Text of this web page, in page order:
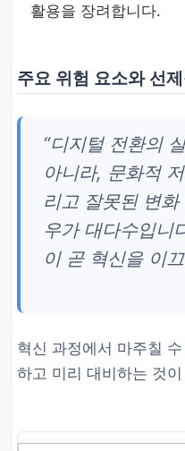
활용을 장려합니다.
주요 위험 요소와 선
“디지털 전환의
아니라, 문화적
리고 잘못된 변
우가 대다수입니
이 곧 혁신을 이
혁신 과정에서 마주칠
하고 미리 대비하는 것